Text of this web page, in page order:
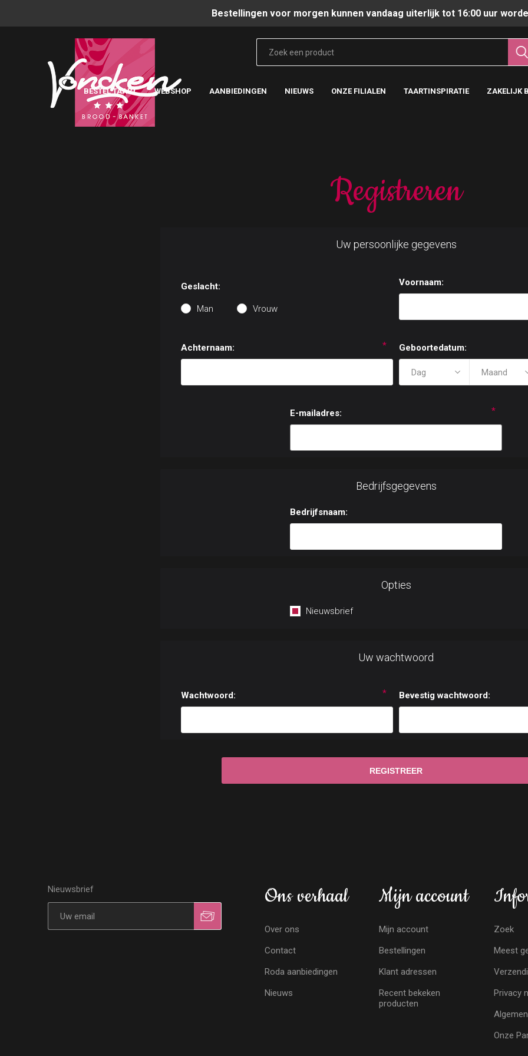
Bestellingen voor morgen kunnen vandaag uiterlijk tot 16:00 uur
BESTEL TAART WEBSHOP AANBIEDINGEN NIEUWS ONZE FILIALEN TAARTINSPIRATIE ZAKELIJK
Registreren
Uw persoonlijke gegevens
Geslacht:
Man Vrouw
Voornaam:
Achternaam: * Geboortedatum:
E-mailadres: *
Bedrijfsgegevens
Bedrijfsnaam:
Opties
Nieuwsbrief
Uw wachtwoord
Wachtwoord: * Bevestig wachtwoord:
Nieuwsbrief Ons verhaal
Over ons
Contact
Roda aanbiedingen
Nieuws
Mijn account
Mijn account
Bestellingen
Klant adressen
Recent bekeken
producten
Zoek
Meest
Privacy
Onze